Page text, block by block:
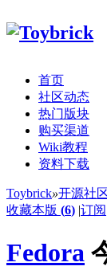
首页
社区动态
热门版块
购买渠道
Wiki教程
资料下载
Toybrick»开源社
收藏本版 (6) |订阅
Fedora